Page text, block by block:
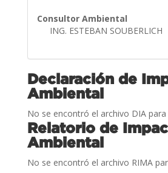
Consultor Ambiental
ING. ESTEBAN SOUBERLICH
Declaración de
Ambiental
No se encontró el archivo DIA para
Relatorio de
Ambiental
No se encontró el archivo RIMA